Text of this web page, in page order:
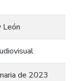
León
de 2023